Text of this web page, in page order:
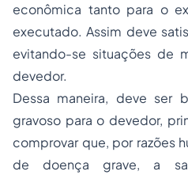
econômica tanto para o
executado. Assim deve
evitando-se situações de
devedor.
Dessa maneira, deve ser
gravoso para o devedor,
comprovar que, por razões
de doença grave, a